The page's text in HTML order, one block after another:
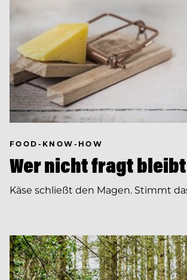
FOOD-KNOW-HOW
Wer nicht fragt
Käse schließt den Magen. Stimmt